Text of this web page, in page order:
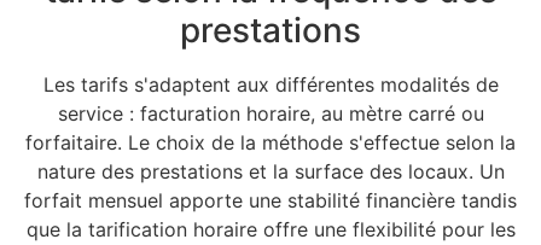
prestations
Les tarifs s'adaptent aux différentes modalités de
service : facturation horaire, au mètre carré ou
forfaitaire. Le choix de la méthode s'effectue selon la
nature des prestations et la surface des locaux. Un
forfait mensuel apporte une stabilité financière tandis
que la tarification horaire offre une flexibilité pour les